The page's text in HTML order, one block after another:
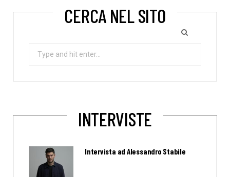
CERCA NEL SITO
Search
INTERVISTE
Intervista ad Alessandro Stabile